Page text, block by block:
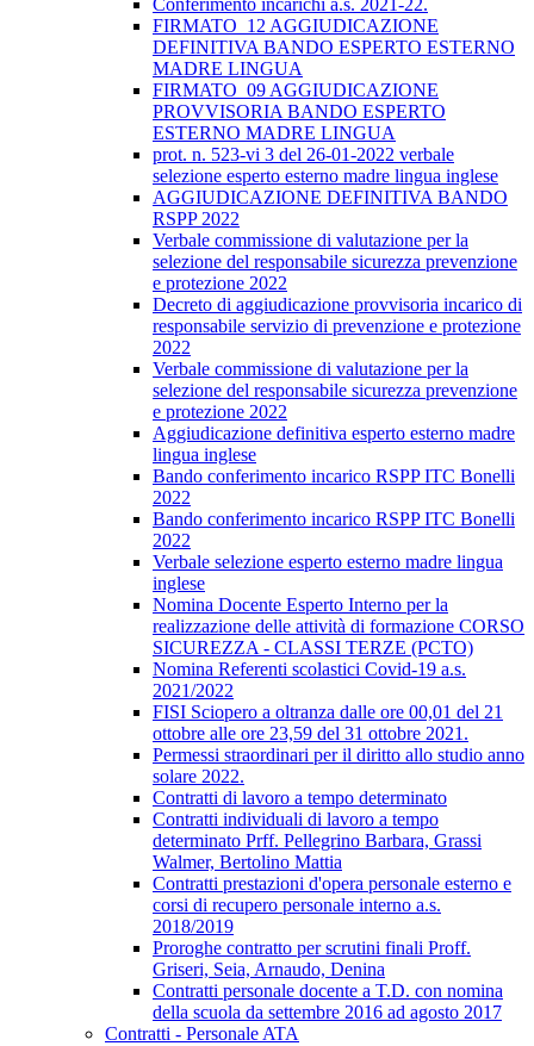
Conferimento incarichi a.s. 2021-22.
FIRMATO_12 AGGIUDICAZIONE
DEFINITIVA BANDO ESPERTO ESTERNO
MADRE LINGUA
FIRMATO_09 AGGIUDICAZIONE
PROVVISORIA BANDO ESPERTO
ESTERNO MADRE LINGUA
prot. n. 523-vi 3 del 26-01-2022 verbale
selezione esperto esterno madre lingua inglese
AGGIUDICAZIONE DEFINITIVA BANDO
RSPP 2022
Verbale commissione di valutazione per la
selezione del responsabile sicurezza prevenzione
e protezione 2022
Decreto di aggiudicazione provvisoria incarico di
responsabile servizio di prevenzione e protezione
2022
Verbale commissione di valutazione per la
selezione del responsabile sicurezza prevenzione
e protezione 2022
Aggiudicazione definitiva esperto esterno madre
lingua inglese
Bando conferimento incarico RSPP ITC Bonelli
2022
Bando conferimento incarico RSPP ITC Bonelli
2022
Verbale selezione esperto esterno madre lingua
inglese
Nomina Docente Esperto Interno per la
realizzazione delle attività di formazione CORSO
SICUREZZA - CLASSI TERZE (PCTO)
Nomina Referenti scolastici Covid-19 a.s.
2021/2022
FISI Sciopero a oltranza dalle ore 00,01 del 21
ottobre alle ore 23,59 del 31 ottobre 2021.
Permessi straordinari per il diritto allo studio anno
solare 2022.
Contratti di lavoro a tempo determinato
Contratti individuali di lavoro a tempo
determinato Prff. Pellegrino Barbara, Grassi
Walmer, Bertolino Mattia
Contratti prestazioni d'opera personale esterno e
corsi di recupero personale interno a.s.
2018/2019
Proroghe contratto per scrutini finali Proff.
Griseri, Seia, Arnaudo, Denina
Contratti personale docente a T.D. con nomina
della scuola da settembre 2016 ad agosto 2017
Contratti - Personale ATA